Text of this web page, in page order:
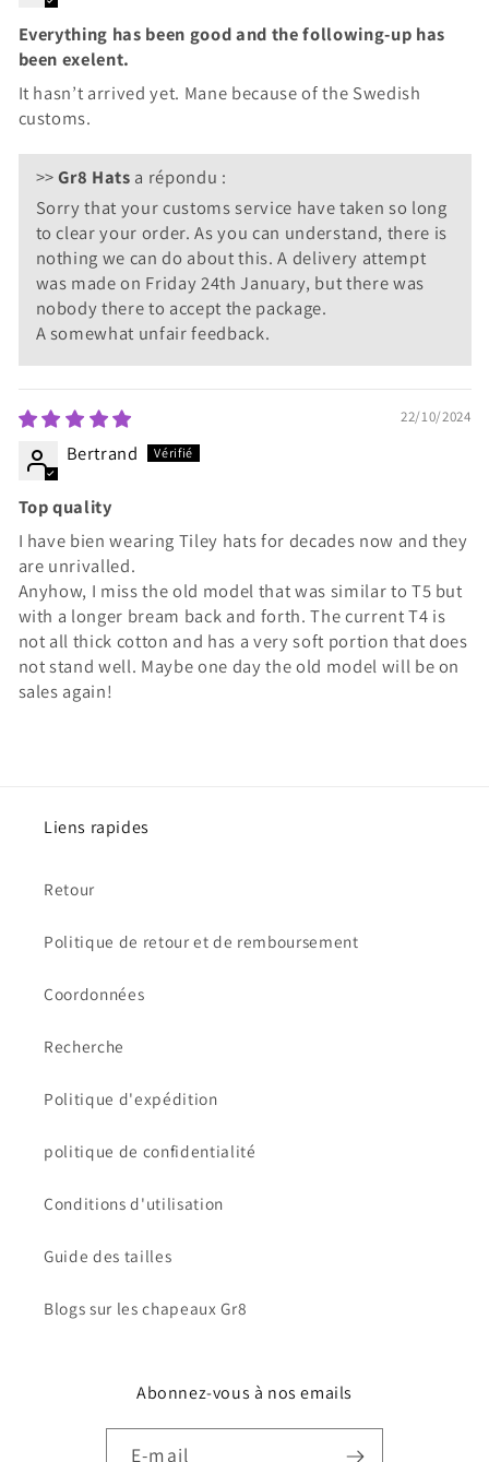
Everything has been good and the following-up has
been exelent.
It hasn’t arrived yet. Mane because of the Swedish
customs.
>>Gr8 Hats a répondu :
Sorry that your customs service have taken so long
to clear your order. As you can understand, there is
nothing we can do about this. A delivery attempt
was made on Friday 24th January, but there was
nobody there to accept the package.
A somewhat unfair feedback.
22/10/2024
Bertrand
Top quality
I have bien wearing Tiley hats for decades now and they
are unrivalled.
Anyhow, I miss the old model that was similar to T5 but
with a longer bream back and forth. The current T4 is
not all thick cotton and has a very soft portion that does
not stand well. Maybe one day the old model will be on
sales again!
Liens rapides
Retour
Politique de retour et de remboursement
Coordonnées
Recherche
Politique d'expédition
politique de confidentialité
Conditions d'utilisation
Guide des tailles
Blogs sur les chapeaux Gr8
Abonnez-vous à nos emails
E-mail